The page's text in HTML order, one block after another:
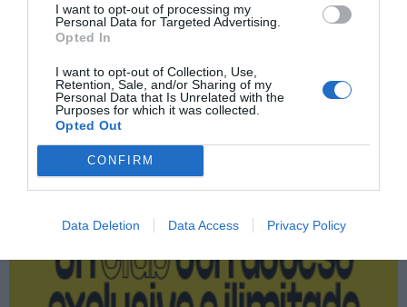
I want to opt-out of processing my
Personal Data for Targeted Advertising.
Opted In
I want to opt-out of Collection, Use,
Retention, Sale, and/or Sharing of my
Personal Data that Is Unrelated with the
Purposes for which it was collected.
Opted Out
CONFIRM
Data Deletion Data Access Privacy Policy
Endeavor
Publicidad
2Playbook Club2P